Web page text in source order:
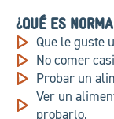
¿QUÉ ES
Que le guste
No comer
Probar un
Ver un
probarlo.